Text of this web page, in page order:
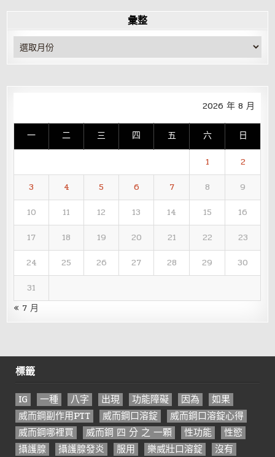
彙整
彙
整
2026 年 8 月
一 二 三 四 五 六 日
1
2
3
4 5 6 7 8
9
10
11 12 13 14 15
16
17
18 19 20 21 22
23
24
25 26 27 28 29
30
31
« 7 月
標籤
IG 一種 八字 出現 功能障礙 因為
如果
威而鋼副作用PTT
威而鋼口溶錠
威而鋼口溶錠心得
威而鋼哪裡買
威而鋼 四 分 之 一顆 性功能
性慾
攝護腺
攝護腺發炎 服用 樂威壯口溶錠
沒有